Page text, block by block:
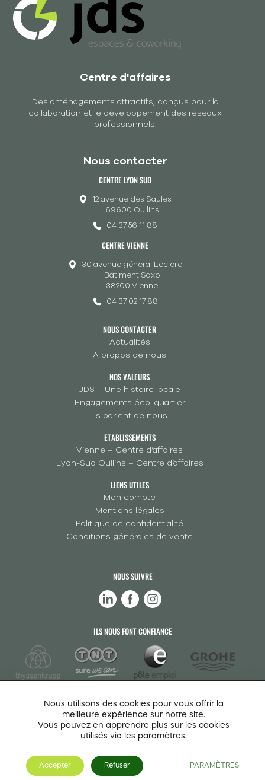
Centre d'affaires
Des aménagements attractifs, conçus pour la
collaboration et le développement des réseaux
professionnels.
Nous contacter
CENTRE LYON SUD
12 avenue des Saules
69600 Oullins
04 37 56 11 88
CENTRE VIENNE
30 avenue général Leclerc
Bâtiment Saxo
38200 Vienne
04 37 02 17 88
NOUS CONTACTER
Actualités
A propos de nous
NOS VALEURS
JDS – Une histoire locale
Engagements éco-quartier
Ils parlent de nous
ETABLISSEMENTS
Vienne – Centre d’affaires
Lyon-Sud Oullins – Centre d’affaires
LIENS UTILES
Mon compte
Mentions légales
Politique de confidentialité
Conditions générales de vente
NOUS SUIVRE
ILS NOUS FONT CONFIANCE
JDS Center 2026 - Droits et reproduction interdite -
Nous utilisons des cookies pour vous offrir la
meilleure expérience sur notre site.
Vous pouvez en apprendre plus sur les cookies
utilisés via les paramètres.
Accepter Refuser PARAMÈTRES